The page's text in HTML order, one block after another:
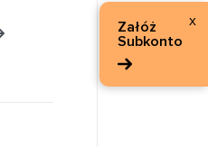
Załóż
Subkonto
x